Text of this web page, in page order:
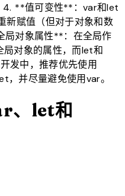
**值可变性**：var和let
新赋值（但对于对象和数
局对象属性**：在全局作
局对象的属性，而let和
发中，推荐优先使用
并尽量避免使用var。
、let和